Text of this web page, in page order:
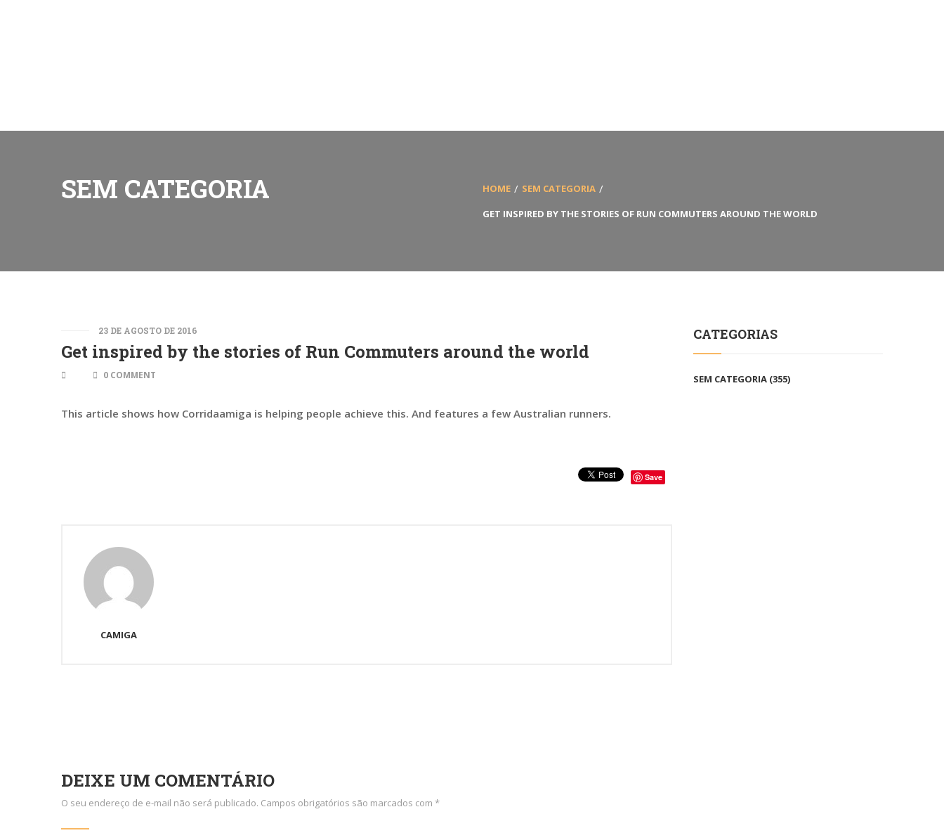
SEM CATEGORIA HOME
SEM CATEGORIA
GET INSPIRED BY THE STORIES OF RUN COMMUTERS AROUND THE WORLD
23 DE AGOSTO DE 2016
Get inspired by the stories of Run Commuters around the world
0 COMMENT
This article shows how Corridaamiga is helping people achieve this. And features a few Australian runners.
Save
CAMIGA
DEIXE UM COMENTÁRIO
O seu endereço de e-mail não será publicado. Campos obrigatórios são marcados com *
CATEGORIAS
SEM CATEGORIA (355)